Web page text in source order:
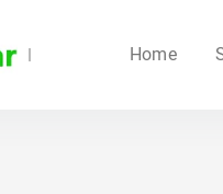
Home